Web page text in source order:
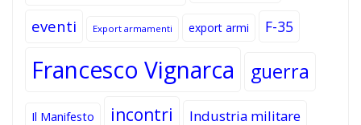
eventi Export armamenti export armi F-35
Francesco Vignarca guerra
Il Manifesto incontri Industria militare